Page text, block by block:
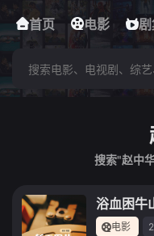
首页 电影 下载
搜索"赵中
浴血困牛
电影